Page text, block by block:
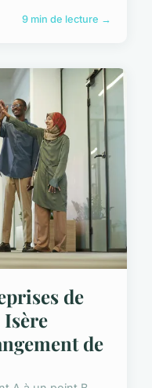
9 min de lecture →
de
Isère
de